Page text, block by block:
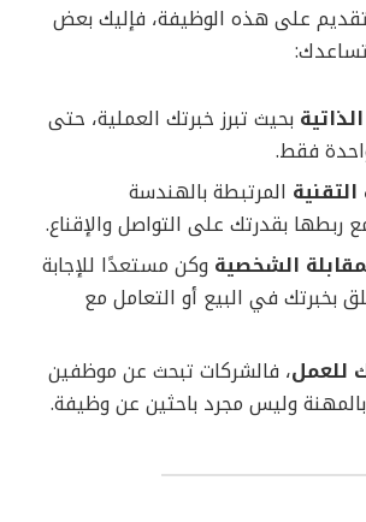
على هذه الوظيفة، فإليك بعض
بحيث تبرز خبرتك العملية، حتى
فقط.
المرتبطة بالهندسة
ربطها بقدرتك على التواصل والإقناع.
الشخصية وكن مستعدًا للإجابة
بخبرتك في البيع أو التعامل مع
للعمل، فالشركات تبحث عن موظفين
وليس مجرد باحثين عن وظيفة.